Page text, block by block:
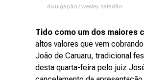
divulgação / wesley safadão
Tido como um dos maiores
altos valores que vem
João de Caruaru, tradicional
desta quarta-feira pelo juiz